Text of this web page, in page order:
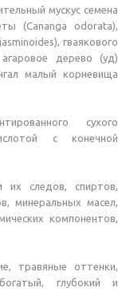
мускус семена
(Cananga odorata),
гваякового
дерево (уд)
малый корневища
сухого
с конечной
их следов, спиртов,
минеральных масел,
компонентов,
травяные оттенки,
глубокий и